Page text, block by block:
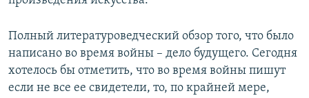
Полный литературоведческий обзор того, что было
написано во время войны – дело будущего. Сегодня
хотелось бы отметить, что во время войны пишут
если не все ее свидетели, то, по крайней мере,